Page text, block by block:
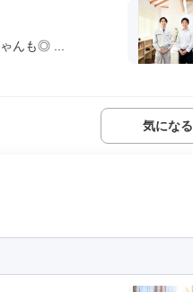
んも◎ ...
気になる